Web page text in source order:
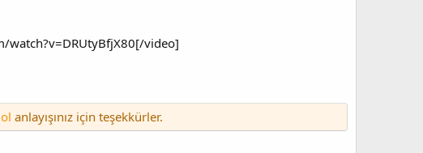
watch?v=DRUtyBfjX80[/video]​
anlayışınız için teşekkürler.